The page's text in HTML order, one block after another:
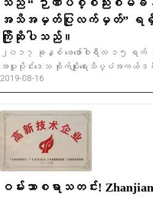
သည် “ ဉာဏပစ္စည်းစီမံ
အသိအမှတ်ပြုလက်မှတ်” ရရှိခြ
ကြိုဆိုပါသည်။
၂၀၁၇ ခုနှစ် ဖေဖော်ဝါရီလ ၁၅
အပူပိုင်းဒေသ စိုက်ပျိုးရေးသိပ္ပံအကယ်ဒ
သုတေသနဌာနက ဦးဆောင်၍ Zhanjiang Weida
(အတိုကောက် “ Weida Machinery” ) နှင့် ပူးပ
မွမ်းမံရေး စက်ကိရိယာ ဆန်းသစ်တီထွင်ရေးစင်တာ” (အတိုကောက်
တီထွင်ရေးစင်တာ” ) ကို တည်ထောင်ဖွင့်လှစ်ခဲ့
ပွဲကိုလည်း ထိုနေ့တွင်ပင် ကျင်းပခဲ့သည်။
2019-08-16
ဝမ်းသာစရာသတင်း!